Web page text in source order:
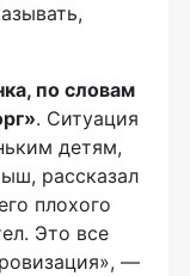
по словам
. Ситуация
детям,
рассказал
плохого
Это все
—